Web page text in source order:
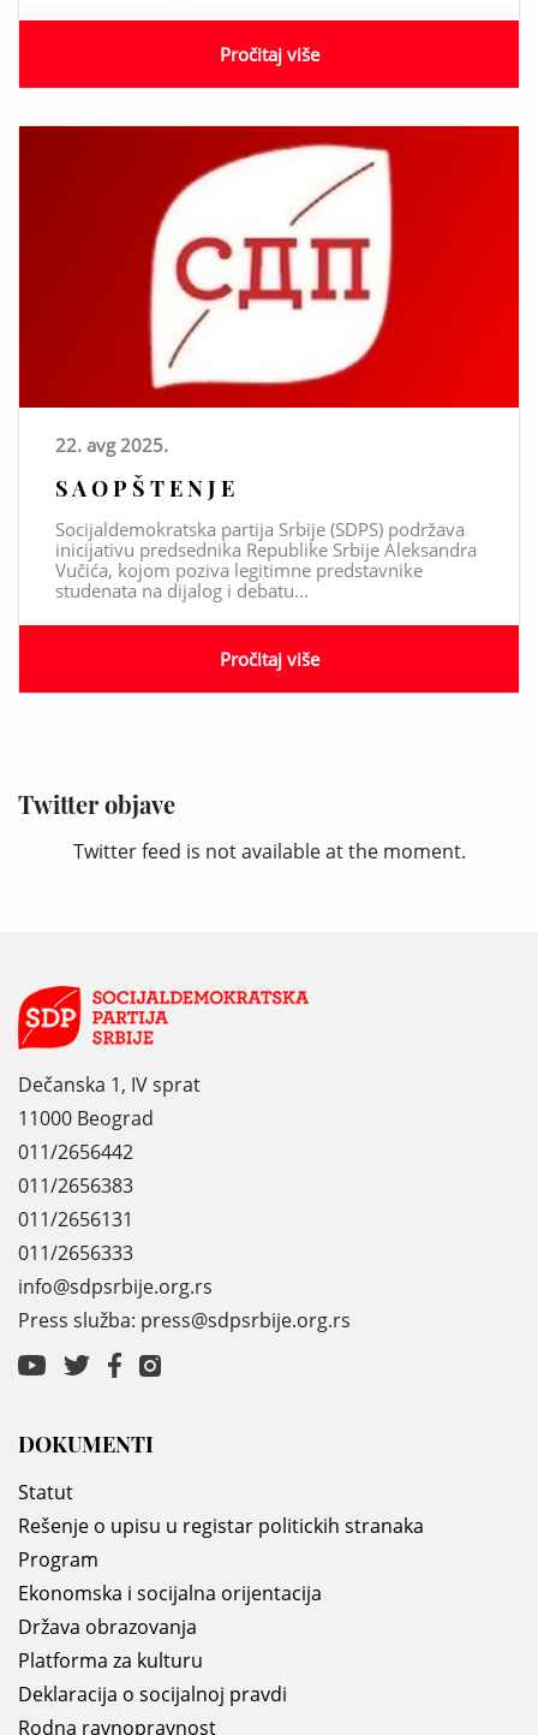
Twitter objave
Twitter feed is not available at the moment.
Pročitaj više
22. avg 2025.
S A O P Š T E N J E
Socijaldemokratska partija Srbije (SDPS) podržava
inicijativu predsednika Republike Srbije Aleksandra
Vučića, kojom poziva legitimne predstavnike
studenata na dijalog i debatu...
Pročitaj više
Dečanska 1, IV sprat
11000 Beograd
011/2656442
011/2656383
011/2656131
011/2656333
info@sdpsrbije.org.rs
Press služba: press@sdpsrbije.org.rs
DOKUMENTI
Statut
Rešenje o upisu u registar politickih stranaka
Program
Ekonomska i socijalna orijentacija
Država obrazovanja
Platforma za kulturu
Deklaracija o socijalnoj pravdi
Rodna ravnopravnost